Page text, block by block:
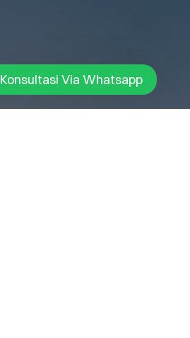
Konsultasi Via Whatsapp